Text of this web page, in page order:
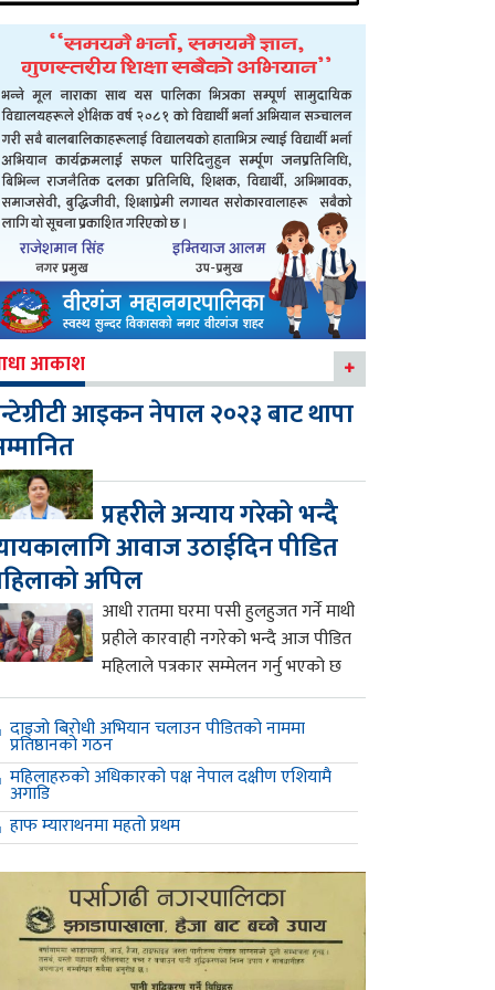
आकाश
आइकन नेपाल २०२३ बाट थापा
प्रहरीले अन्याय गरेको भन्दै
आवाज उठाईदिन पीडित
अपिल
आधी रातमा घरमा पसी हुलहुजत गर्ने माथी
प्रहीले कारवाही नगरेको भन्दै आज पीडित
महिलाले पत्रकार सम्मेलन गर्नु भएको छ
दाइजो बिरोधी अभियान चलाउन पीडितको नाममा
प्रतिष्ठानको गठन
महिलाहरुको अधिकारको पक्ष नेपाल दक्षीण एशियामै
अगाडि
हाफ म्याराथनमा महतो प्रथम